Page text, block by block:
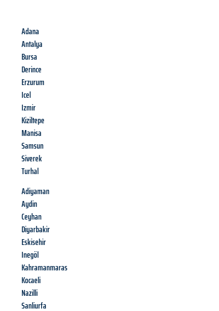
Adana
Antalya
Bursa
Derince
Erzurum
Icel
Izmir
Kiziltepe
Manisa
Samsun
Siverek
Turhal
Adiyaman
Aydin
Ceyhan
Diyarbakir
Eskisehir
Inegöl
Kahramanmaras
Kocaeli
Nazilli
Sanliurfa